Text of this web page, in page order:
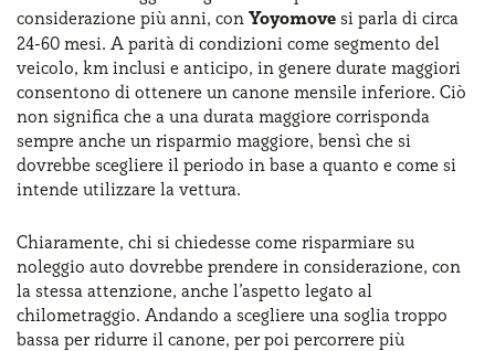
considerazione più anni, con Yoyomove ​si ​​parla di circa
24-60 mesi​.​​​ ​​A parità di condizioni come segmento del
veicolo, km inclusi e anticipo, in genere durate maggiori
consentono di ottenere un canone mensile inferiore. ​Ciò
non significa che a una durata maggiore corrisponda
sempre anche un risparmio maggiore, bensì che si
dovrebbe scegliere il periodo in base a quanto e come si
intende utilizzare la vettura.
Chiaramente, chi si chiedesse come risparmiare su
noleggio auto dovrebbe prendere in considerazione, con
la stessa attenzione, anche l’aspetto legato al
chilometraggio. Andando a scegliere una soglia troppo
bassa per ridurre il canone, per poi percorrere più